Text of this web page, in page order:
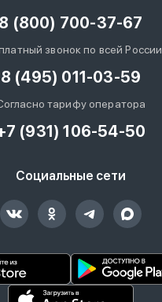
8 (800) 700-37-67
звонок по всей России
8 (495) 011-03-59
тарифу оператора
(931) 106-54-50
Социальные сети